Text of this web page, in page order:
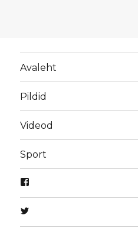
Avaleht
Pildid
Videod
Sport